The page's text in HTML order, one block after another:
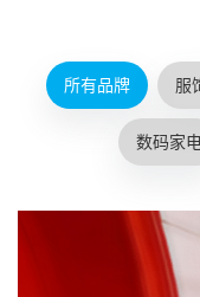
所有品牌 服
数码家